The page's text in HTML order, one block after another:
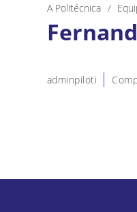
A Politécnica
adminpiloti